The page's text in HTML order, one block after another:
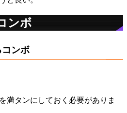
ンボ
コンボ
満タンにしておく必要がありま